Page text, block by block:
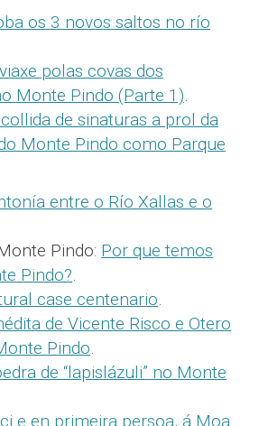
os 3 novos saltos no río
polas covas dos
Monte Pindo (Parte 1).
de sinaturas a prol da
Monte Pindo como Parque
entre o Río Xallas e o
Pindo: Por que temos
Pindo?.
case centenario.
de Vicente Risco e Otero
Pindo.
de “lapislázuli” no Monte
e en primeira persoa, á Moa